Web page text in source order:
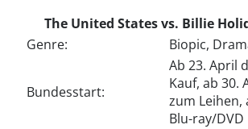
The United States vs. Billie
Genre:
Biopic,
Bundesstart:
Ab 23. April
Kauf, ab 30.
zum Leihen,
Blu-ray/DVD